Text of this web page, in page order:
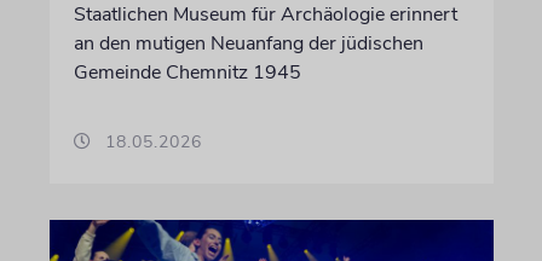
Staatlichen Museum für Archäologie erinnert
an den mutigen Neuanfang der jüdischen
Gemeinde Chemnitz 1945
18.05.2026